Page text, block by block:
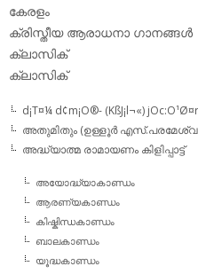
കേരളം
ക്രിസ്തീയ ആരാധനാ ഗാനങ്ങള്‍
ക്ലാസിക്‌
ക്ലാസിക്
d¡T¤¼ d¢m¡O®- (KßJ¡l¬«)
അതുമിതും (ഉള്ളൂര്‍
അദ്ധ്യാത്മ രാമായണം കിളിപ്പാട്ട്‌
അയോദ്ധ്യാകാണ്ഡം
ആരണ്യകാണ്ഡം
കിഷ്കിന്ധകാണ്ഡം
ബാലകാണ്ഡം
യൂദ്ധകാണ്ഡം